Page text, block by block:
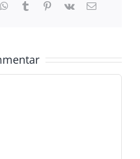
WhatsApp
TumblrPinterest
Vk
E-